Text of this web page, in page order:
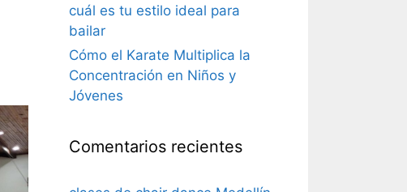
cuál es tu estilo ideal para
bailar
Cómo el Karate Multiplica la
Concentración en Niños y
Jóvenes
Comentarios recientes